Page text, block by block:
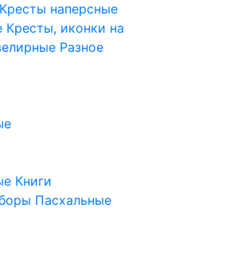
Кресты наперсные
Кресты, иконки на
Разное
Книги
Пасхальные